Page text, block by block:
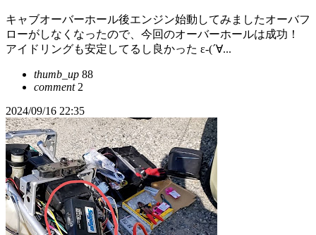
キャブオーバーホール後エンジン始動してみましたオーバフ
ローがしなくなったので、今回のオーバーホールは成功！
アイドリングも安定してるし良かった ε-(´∀...
thumb_up 88
comment2
2024/09/16 22:35